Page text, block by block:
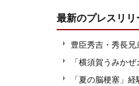
最新のプレスリリ
豊臣秀吉・秀長
「横須賀うみか
「夏の脳梗塞」